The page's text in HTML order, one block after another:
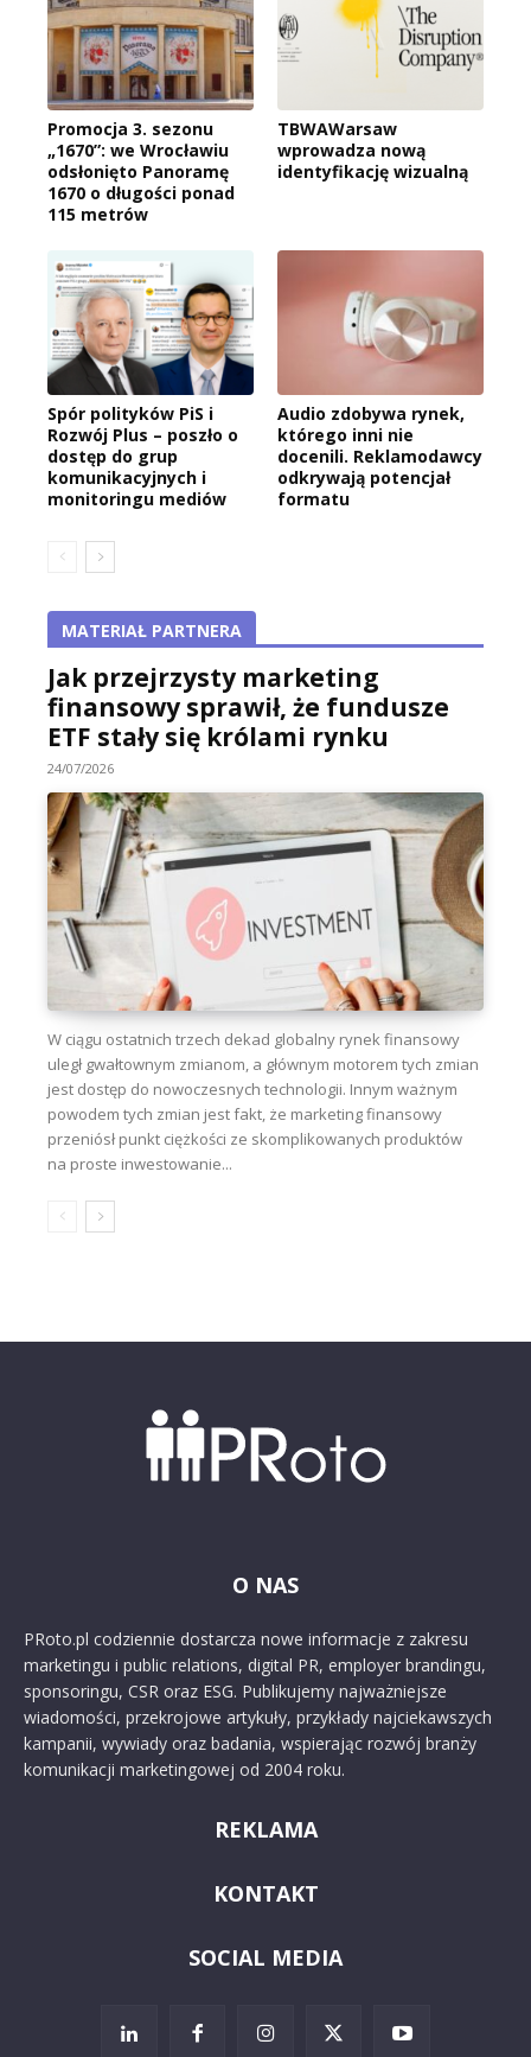
Promocja 3. sezonu
„1670”: we Wrocławiu
odsłonięto Panoramę
1670 o długości ponad
115 metrów
TBWAWarsaw
wprowadza nową
identyfikację wizualną
Spór polityków PiS i
Rozwój Plus – poszło o
dostęp do grup
komunikacyjnych i
monitoringu mediów
Audio zdobywa rynek,
którego inni nie
docenili. Reklamodawcy
odkrywają potencjał
formatu
MATERIAŁ PARTNERA
Jak przejrzysty marketing
finansowy sprawił, że fundusze
ETF stały się królami rynku
24/07/2026
W ciągu ostatnich trzech dekad globalny rynek finansowy
uległ gwałtownym zmianom, a głównym motorem tych zmian
jest dostęp do nowoczesnych technologii. Innym ważnym
powodem tych zmian jest fakt, że marketing finansowy
przeniósł punkt ciężkości ze skomplikowanych produktów
na proste inwestowanie...
O NAS
PRoto.pl codziennie dostarcza nowe informacje z zakresu
marketingu i public relations, digital PR, employer brandingu,
sponsoringu, CSR oraz ESG. Publikujemy najważniejsze
wiadomości, przekrojowe artykuły, przykłady najciekawszych
kampanii, wywiady oraz badania, wspierając rozwój branży
komunikacji marketingowej od 2004 roku.
REKLAMA
KONTAKT
SOCIAL MEDIA